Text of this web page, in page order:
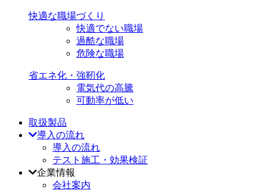
快適な職場づくり
快適でない職場
過酷な職場
危険な職場
省エネ化・強靭化
電気代の高騰
可動率が低い
取扱製品
導入の流れ
導入の流れ
テスト施工・効果検証
企業情報
会社案内